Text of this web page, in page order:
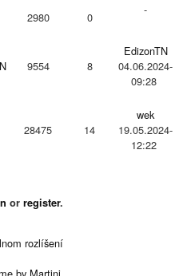
2980 0
-
9554 8
EdizonTN
04.06.2024-
09:28
28475 14
wek
19.05.2024-
12:22
or register.
rozlíšení
by Martinj